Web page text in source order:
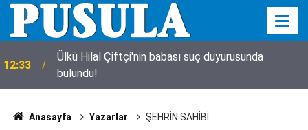
12:33
Ülkü Hilal Çiftçi'nin babası suç duyurusunda
bulundu!
Anasayfa Yazarlar ŞEHRİN SAHİBİ